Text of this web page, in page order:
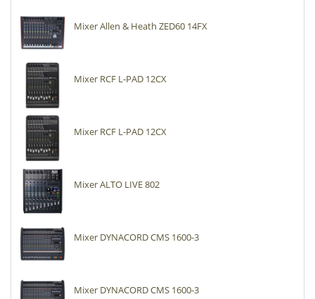
Mixer Allen & Heath ZED60 14FX
Mixer RCF L-PAD 12CX
Mixer RCF L-PAD 12CX
Mixer ALTO LIVE 802
Mixer DYNACORD CMS 1600-3
Mixer DYNACORD CMS 1600-3